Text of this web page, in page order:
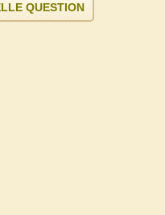
QUESTION